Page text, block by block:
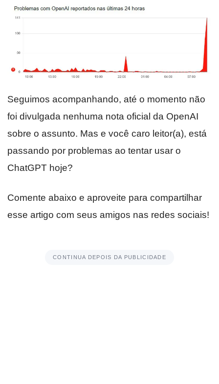
Seguimos acompanhando, até o momento não
foi divulgada nenhuma nota oficial da OpenAI
sobre o assunto. Mas e você caro leitor(a), está
passando por problemas ao tentar usar o
ChatGPT hoje?
Comente abaixo e aproveite para compartilhar
esse artigo com seus amigos nas redes sociais!
CONTINUA DEPOIS DA PUBLICIDADE